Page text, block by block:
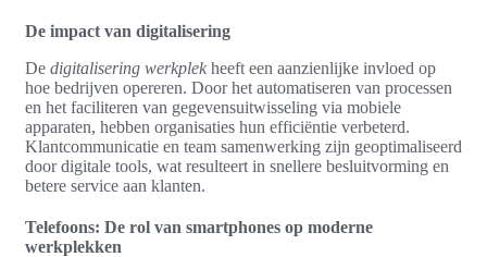
De impact van digitalisering
De digitalisering werkplek heeft een aanzienlijke invloed op
hoe bedrijven opereren. Door het automatiseren van processen
en het faciliteren van gegevensuitwisseling via mobiele
apparaten, hebben organisaties hun efficiëntie verbeterd.
Klantcommunicatie en team samenwerking zijn geoptimaliseerd
door digitale tools, wat resulteert in snellere besluitvorming en
betere service aan klanten.
Telefoons: De rol van smartphones op moderne
werkplekken